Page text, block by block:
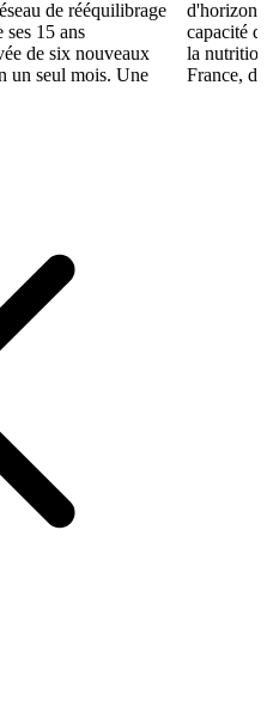
de rééquilibrage
ses 15 ans
de six nouveaux
un seul mois. Une
capacité
la
France,